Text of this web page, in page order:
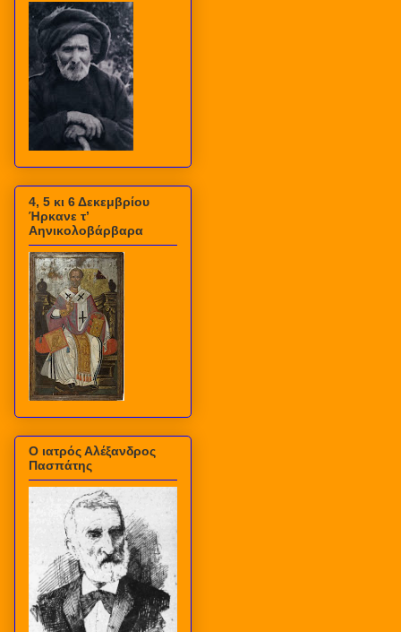
4, 5 κι 6 Δεκεμβρίου
Ήρκανε τ’
Αηνικολοβάρβαρα
Ο ιατρός Αλέξανδρος
Πασπάτης